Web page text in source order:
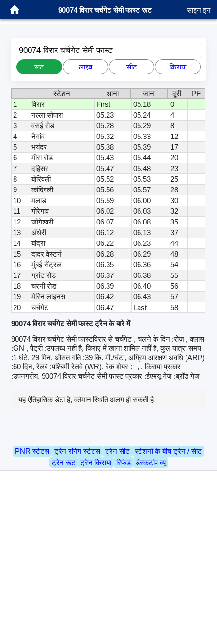
90074 विरार चर्चगेट सेमी फास्ट रूट साइन इन
90074 विरार चर्चगेट सेमी फास्ट
रूट लाइव सीट किराया
स्टेशन आना जाना दूरी
PF
1
विरार First 05.18
0
2
नल्ला सोपारा 05.23 05.24
4
3
वसई रोड 05.28 05.29
8
4
नैगांव 05.32 05.33
12
5
भयंदर 05.38 05.39
17
6
मीरा रोड 05.43 05.44
20
7
दहिसर 05.47 05.48
23
8
बोरिवली 05.52 05.53
25
9
कांदिवली 05.56 05.57
28
10
मलाड 05.59 06.00
30
11
गोरेगांव 06.02 06.03
32
12
जोगेश्वरी 06.07 06.08
35
13
अँधेरी 06.12 06.13
37
14
बांद्रा 06.22 06.23
44
15
दादर वेस्टर्न 06.28 06.29
48
16
मुंबई सेंट्रल 06.35 06.36
54
17
ग्रांट रोड 06.37 06.38
55
18
चरनी रोड 06.39 06.40
56
19
मेरिन लाइनस 06.42 06.43
57
20
चर्चगेट 06.47 Last
58
90074 विरार चर्चगेट सेमी फास्ट ट्रैन के बारे में
90074 विरार चर्चगेट सेमी फास्टविरार से चर्चगेट , चलने के दिन :रोज़ , क्लास
:GN , पैंट्री :उपलब्ध नहीं है, किराए में खाना शामिल नहीं है, कुल यात्रा समय
:1 घंटे, 29 मिन, औसत गति :39 कि. मी./घंटा, अग्रिम आरक्षण अवधि (ARP)
:60 दिन, रेलवे :पश्चिमी रेलवे (WR), रेक शेयर :
, , किराया प्रकार
:उपनगरीय, 90074 विरार चर्चगेट सेमी फास्ट प्रकार :ईएमयू गेज :ब्रॉड गेज
यह ऐतिहासिक डेटा है, वर्तमान स्थिति अलग हो सकती है
PNR स्टेटस ट्रेन रनिंग स्टेटस ट्रेन सीट स्टेशनों के बीच ट्रेन / सीट
ट्रेन रूट ट्रेन किराया रिफंड डेस्कटॉप व्यू